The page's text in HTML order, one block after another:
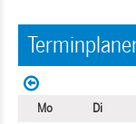
Mo Di